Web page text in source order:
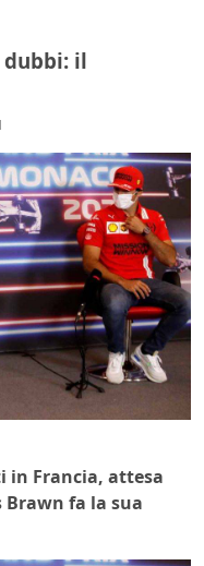
dubbi: il
in Francia, attesa
fa la sua